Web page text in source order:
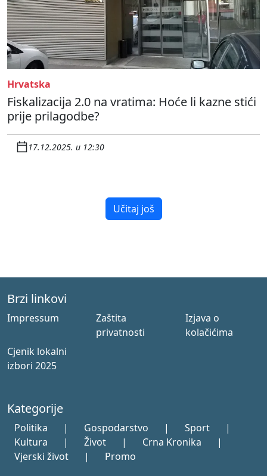
Hrvatska
Fiskalizacija 2.0 na vratima: Hoće li kazne stići
prije prilagodbe?
17.12.2025. u 12:30
Učitaj još
Brzi linkovi
Impressum
Zaštita
privatnosti
Izjava o
kolačićima
Cjenik lokalni
izbori 2025
Kategorije
Politika | Gospodarstvo | Sport
|
Kultura
| Život | Crna Kronika
|
Vjerski život
| Promo